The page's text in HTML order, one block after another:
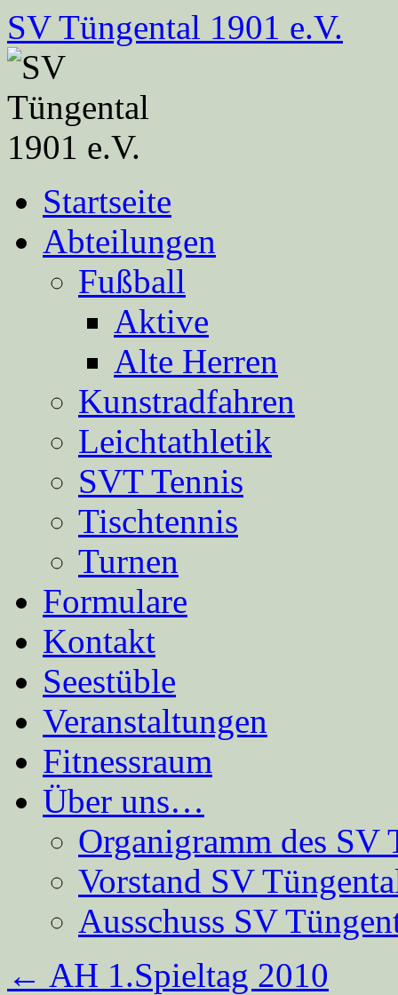
Zum
Inhalt
springen
SV Tüngental 1901 e.V.
Startseite
Abteilungen
Fußball
Aktive
Alte Herren
Kunstradfahren
Leichtathletik
SVT Tennis
Tischtennis
Turnen
Formulare
Kontakt
Seestüble
Veranstaltungen
Fitnessraum
Über uns…
Organigramm des SV
Vorstand SV
Ausschuss SV
← AH 1.Spieltag 2010